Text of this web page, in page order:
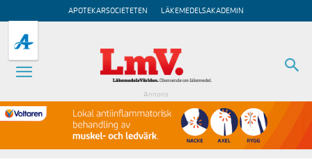
APOTEKARSOCIETETEN LÄKEMEDELSAKADEMIN
Annons